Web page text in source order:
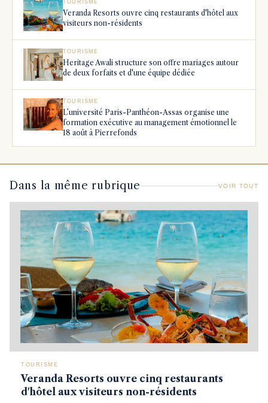
TOURISME
Veranda Resorts ouvre cinq restaurants d'hôtel aux
visiteurs non-résidents
TOURISME
Heritage Awali structure son offre mariages autour
de deux forfaits et d'une équipe dédiée
TOURISME
L’université Paris-Panthéon-Assas organise une
formation exécutive au management émotionnel le
18 août à Pierrefonds
Dans la même rubrique VOIR TOUT
TOURISME
Veranda Resorts ouvre cinq restaurants
d'hôtel aux visiteurs non-résidents